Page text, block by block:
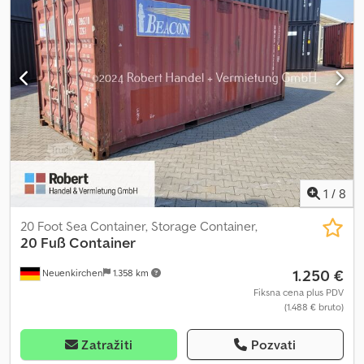
EUR Cedpfevvtrgsx Aaxerf Ugradnja prozora 900 mm × 1130 mm =
450 EUR Čelični pod 3 mm = 250 EUR Dvokrilna vrata na čeonoj
strani = 650 EUR Sa zadovoljstvom ćemo Vam besplatno i
neobavezno napraviti personalizovanu ponudu za kontejnere
uključujući dostavu i eventualno istovar. KONTAKTIRAJTE NAS!
Radujemo se Vašem pozivu. Za dodatna pitanja stojimo Vam na
raspolaganju u svakom trenutku!
INP 180 prema DIN 30722-1, ugradni Prihvat za kuku šrafni, ugradni
Preklopne točkove za istovar na zadnjoj strani Podna kada od 5
mm St 37.2 (S235JR) 16 komada u podu ugradnih teških ušica za
vezivanje tereta, svaka do 2,5 t Tuneli za viljuškar Dvokrilna vrata sa
mogućnošću zaključavanja Stanje: novo i nekorišćeno 2K bojenje
Credpfx Aewx Np Ssaxsf Ponuda je neobavezujuća, bez garancije
ili odgovornosti. Zadržavamo pravo međuprodaje. Kupovina
postaje važeća tek po prijemu uplate. Vozilo ostaje naše vlasništvo
do potpune isplate. Prihvatamo uplate samo u evrima, bez
dodatnih troškova za prodavca i isključivo putem bankovnog
transfera ili gotovinom. Čekovi se ne prihvataju. Cena je po
komadu.
1 / 8
Neuenkirchen 1.358 km
20 Foot Sea Container, Storage Container,
20 Fuß Container
1.250 €
Fiksna cena plus PDV
(1.488 € bruto)
Zatražiti Pozvati